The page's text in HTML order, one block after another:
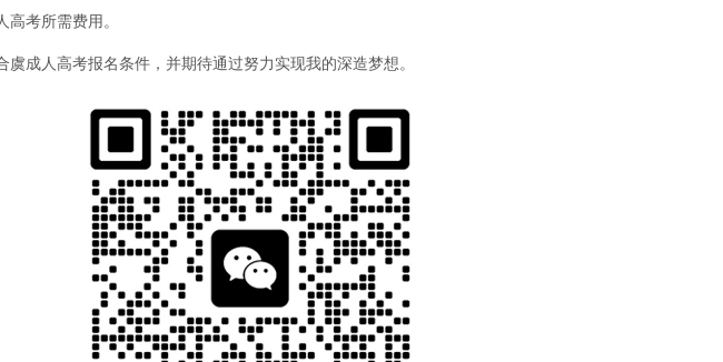
考所需费用。
虞成人高考报名条件，并期待通过努力实现我的深造梦想。